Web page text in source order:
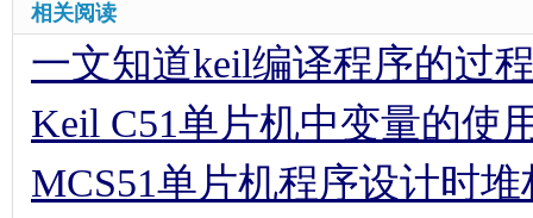
相关阅读
一文知道keil编译程序的过
Keil C51单片机中变量的使
MCS51单片机程序设计时